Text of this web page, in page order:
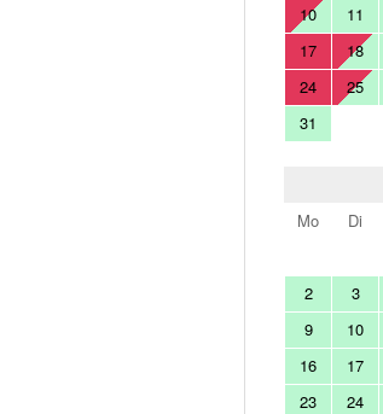
10
11
17
18
24
25
31
Mo
Di
2
3
9
10
16
17
23
24